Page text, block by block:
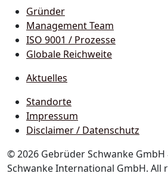
Gründer
Management Team
ISO 9001 / Prozesse
Globale Reichweite
Aktuelles
Standorte
Impressum
Disclaimer / Datenschutz
© 2026 Gebrüder Schwanke GmbH
Schwanke International GmbH. All